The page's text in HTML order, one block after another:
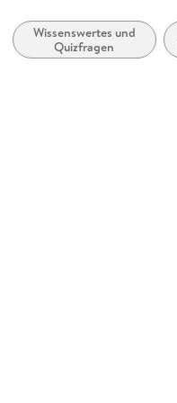
Gewicht
168 g
Wissenswertes und
Quizfragen